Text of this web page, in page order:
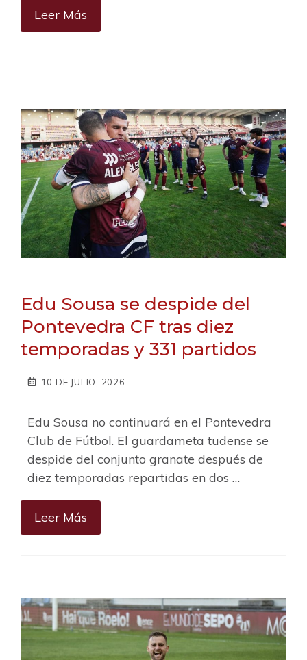
Leer Más
Edu Sousa se despide del
Pontevedra CF tras diez
temporadas y 331 partidos
10 DE JULIO, 2026
Edu Sousa no continuará en el Pontevedra
Club de Fútbol. El guardameta tudense se
despide del conjunto granate después de
diez temporadas repartidas en dos …
Leer Más